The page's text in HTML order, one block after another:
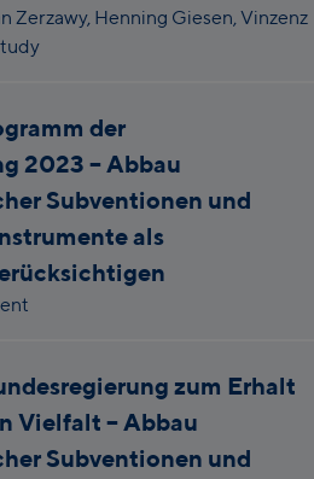
Zerzawy, Henning Giesen,Vinzenz
der
2023 – Abbau
Subventionen und
als
zum Erhalt
Vielfalt – Abbau
Subventionen und